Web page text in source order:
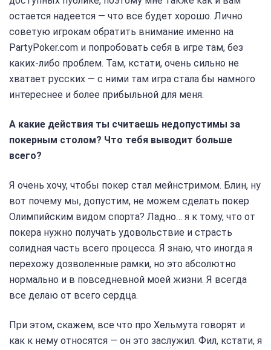
остается надеется — что все будет хорошо. Лично
советую игрокам обратить внимание именно на
PartyPoker.com и попробовать себя в игре там, без
каких-либо проблем. Там, кстати, очень сильно не
хватает русских — с ними там игра стала бы намного
интереснее и более прибыльной для меня.
А какие действия ты считаешь недопустимы за
покерным столом? Что тебя выводит больше
всего?
Я очень хочу, чтобы покер стал мейнстримом. Блин, ну
вот почему мы, допустим, не можем сделать покер
Олимпийским видом спорта? Ладно… я к тому, что от
покера нужно получать удовольствие и страсть
солидная часть всего процесса. Я знаю, что иногда я
перехожу дозволенные рамки, но это абсолютно
нормально и в повседневной моей жизни. Я всегда
все делаю от всего сердца.
При этом, скажем, все что про Хельмута говорят и
как к нему относятся — он это заслужил. Фил, кстати, я